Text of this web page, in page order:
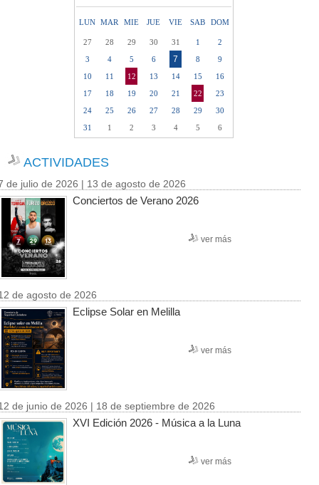
LUN MAR MIE JUE VIE SAB DOM
27 28 29 30 31 1
2
3
4 5 6 7 8
9
10
11 12 13 14 15
16
17
18 19 20 21 22
23
24
25 26 27 28 29
30
31
1 2 3 4 5 6
ACTIVIDADES
de julio de 2026 | 13 de agosto de 2026
Conciertos de Verano 2026
ver más
de agosto de 2026
Eclipse Solar en Melilla
ver más
de junio de 2026 | 18 de septiembre de 2026
XVI Edición 2026 - Música a la Luna
ver más